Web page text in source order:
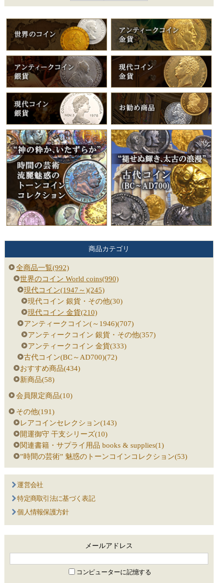
商品カテゴリ
全商品一覧(992)
世界のコイン World coins(990)
現代コイン(1947～)(245)
現代コイン 銀貨・その他(30)
現代コイン 金貨(210)
アンティークコイン(～1946)(707)
アンティークコイン 銀貨・その他(357)
アンティークコイン 金貨(333)
古代コイン(BC～AD700)(72)
おすすめ商品(434)
新商品(58)
会員限定商品(10)
その他(191)
レアコインセレクション(143)
開運御守 干支シリーズ(10)
関連書籍・サプライ用品 books & supplies(1)
”時間の芸術” 魅惑のトーンコインコレクション(53)
運営会社
特定商取引法に基づく表記
個人情報保護方針
メールアドレス
コンピューターに記憶する